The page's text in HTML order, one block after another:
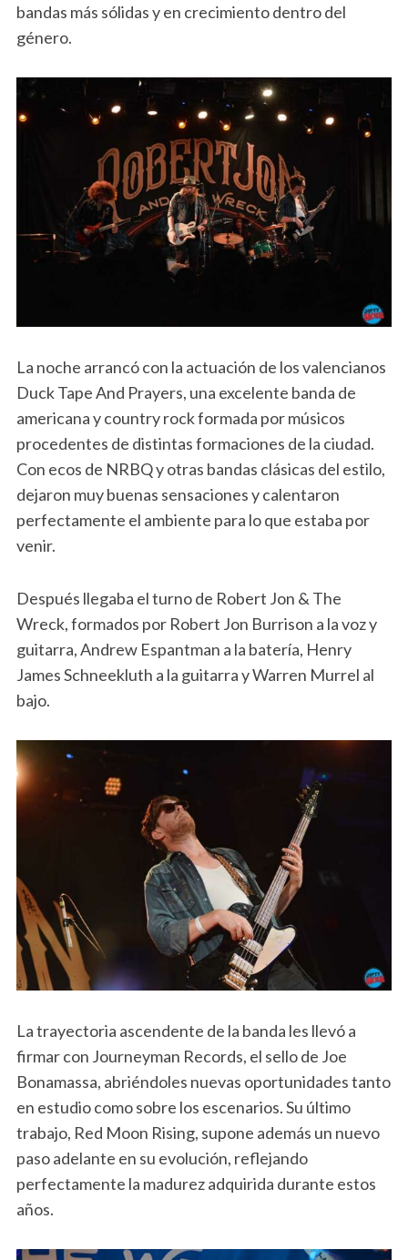
bandas más sólidas y en crecimiento dentro del
género.
La noche arrancó con la actuación de los valencianos
Duck Tape And Prayers, una excelente banda de
americana y country rock formada por músicos
procedentes de distintas formaciones de la ciudad.
Con ecos de NRBQ y otras bandas clásicas del estilo,
dejaron muy buenas sensaciones y calentaron
perfectamente el ambiente para lo que estaba por
venir.
Después llegaba el turno de Robert Jon & The
Wreck, formados por Robert Jon Burrison a la voz y
guitarra, Andrew Espantman a la batería, Henry
James Schneekluth a la guitarra y Warren Murrel al
bajo.
La trayectoria ascendente de la banda les llevó a
firmar con Journeyman Records, el sello de Joe
Bonamassa, abriéndoles nuevas oportunidades tanto
en estudio como sobre los escenarios. Su último
trabajo, Red Moon Rising, supone además un nuevo
paso adelante en su evolución, reflejando
perfectamente la madurez adquirida durante estos
años.